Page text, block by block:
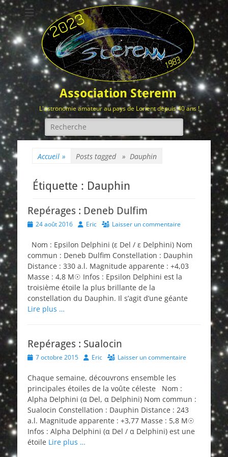
Association Sterenn
L'astronomie amateur au pays de Lorient depuis 40 ans !
Rechercher :
Accueil » Posts tagged » Dauphin
Étiquette : Dauphin
Repérages : Deneb Dulfim
Posted
24 août 2016 Author
Eric Laisser un commentaire
Nom : Epsilon Delphini (ε Del / ε Delphini) Nom
commun : Deneb Dulfim Constellation : Dauphin
Distance : 330 a.l. Magnitude apparente : +4,03
Masse : 4,8 M☉ Infos : Epsilon Delphini est la
troisième étoile la plus brillante de la
constellation du Dauphin. Il s’agit d’une géante
Lire plus …
Repérages : Sualocin
Posted
7 octobre 2015 Author
Eric Laisser un commentaire
Chaque semaine, découvrons ensemble les
principales étoiles de la voûte céleste Nom :
Alpha Delphini (α Del, α Delphini) Nom commun :
Sualocin Constellation : Dauphin Distance : 243
a.l. Magnitude apparente : +3,77 Masse : 5,8 M☉
Infos : Alpha Delphini (α Del / α Delphini) est une
étoile Lire plus …